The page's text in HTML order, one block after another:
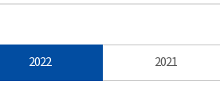
2022 2021